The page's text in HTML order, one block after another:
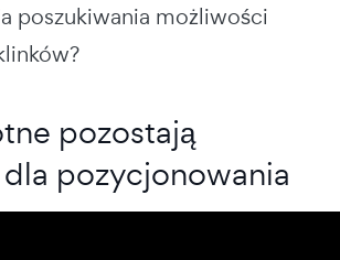
poszukiwania możliwości
pozostają
pozycjonowania